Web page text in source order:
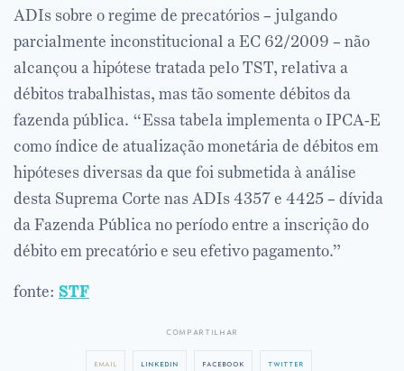
ADIs sobre o regime de precatórios – julgando
parcialmente inconstitucional a EC 62/2009 – não
alcançou a hipótese tratada pelo TST, relativa a
débitos trabalhistas, mas tão somente débitos da
fazenda pública. “Essa tabela implementa o IPCA-E
como índice de atualização monetária de débitos em
hipóteses diversas da que foi submetida à análise
desta Suprema Corte nas ADIs 4357 e 4425 – dívida
da Fazenda Pública no período entre a inscrição do
débito em precatório e seu efetivo pagamento.”
fonte: STF
compartilhar
email linkedin facebook twitter